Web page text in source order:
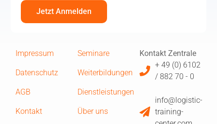
Jetzt Anmelden
Impressum
Datenschutz
AGB
Kontakt
Seminare
Weiterbildungen
Dienstleistungen
Über uns
Kontakt Zentrale
+ 49 (0) 6102
/ 882 70 - 0
info@logistic-
training-